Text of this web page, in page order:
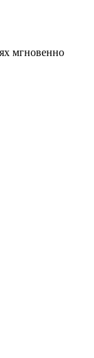
мгновенно